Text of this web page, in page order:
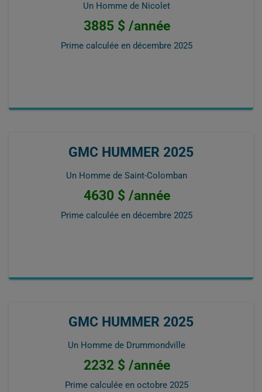
Un Homme de Nicolet
3885 $ /année
Prime calculée en décembre 2025
GMC HUMMER 2025
Un Homme de Saint-Colomban
4630 $ /année
Prime calculée en décembre 2025
GMC HUMMER 2025
Un Homme de Drummondville
2232 $ /année
Prime calculée en octobre 2025